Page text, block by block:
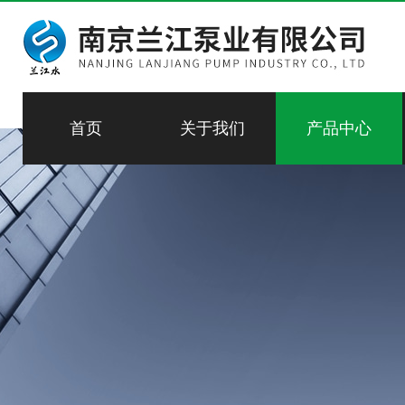
首页 关于我们 产品中心